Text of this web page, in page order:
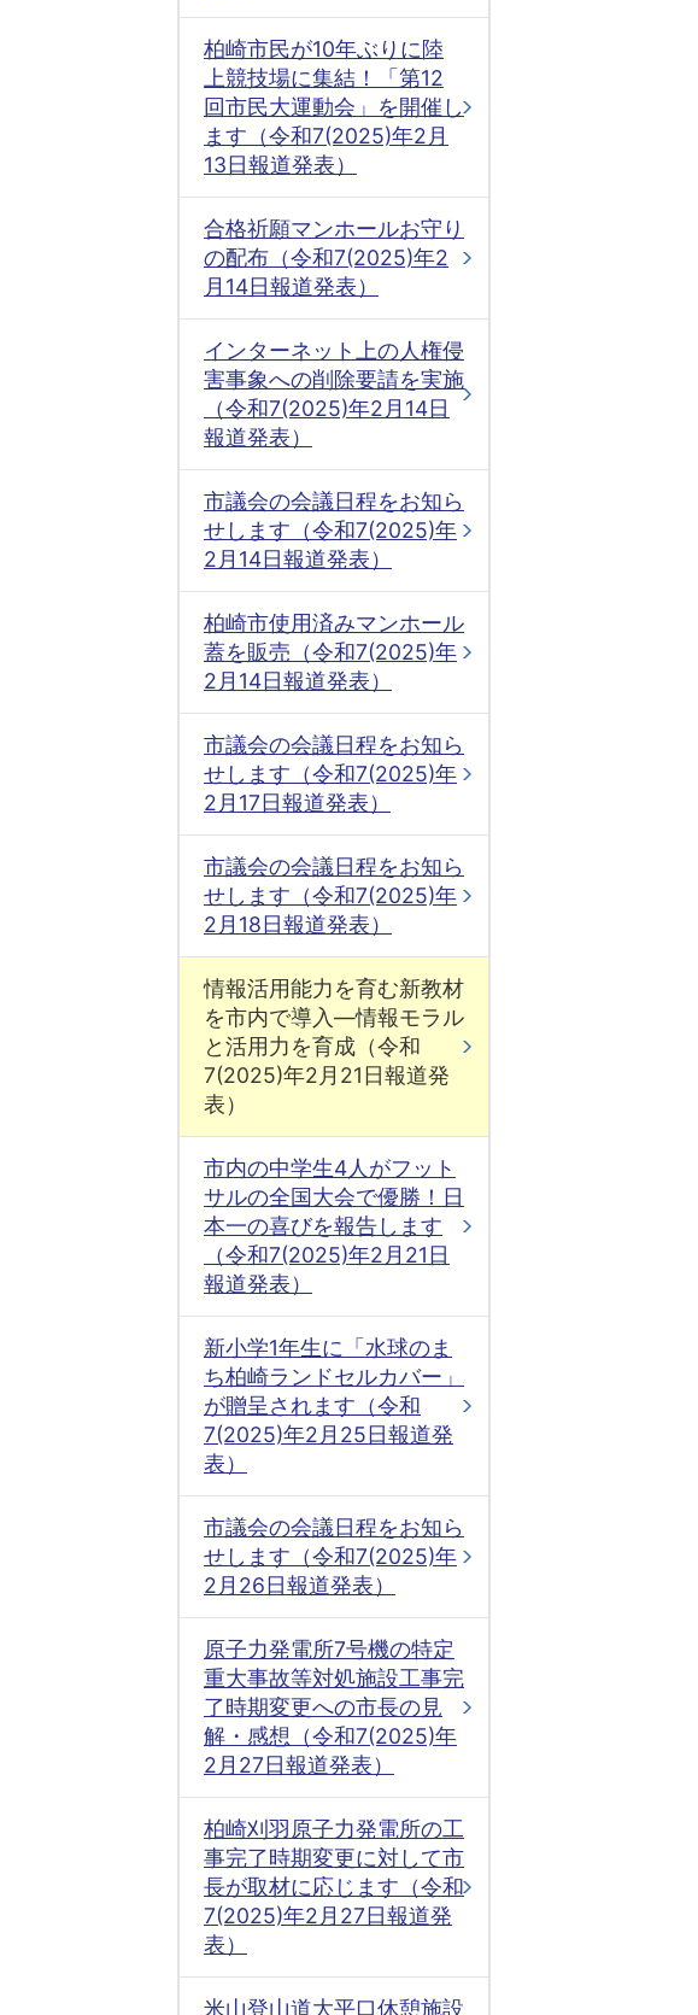
柏崎市民が10年ぶりに陸
上競技場に集結！「第12
回市民大運動会」を開催し
ます（令和7(2025)年2月
13日報道発表）
合格祈願マンホールお守り
の配布（令和7(2025)年2
月14日報道発表）
インターネット上の人権侵
害事象への削除要請を実施
（令和7(2025)年2月14日
報道発表）
市議会の会議日程をお知ら
せします（令和7(2025)年
2月14日報道発表）
柏崎市使用済みマンホール
蓋を販売（令和7(2025)年
2月14日報道発表）
市議会の会議日程をお知ら
せします（令和7(2025)年
2月17日報道発表）
市議会の会議日程をお知ら
せします（令和7(2025)年
2月18日報道発表）
情報活用能力を育む新教材
を市内で導入―情報モラル
と活用力を育成（令和
7(2025)年2月21日報道発
表）
市内の中学生4人がフット
サルの全国大会で優勝！日
本一の喜びを報告します
（令和7(2025)年2月21日
報道発表）
新小学1年生に「水球のま
ち柏崎ランドセルカバー」
が贈呈されます（令和
7(2025)年2月25日報道発
表）
市議会の会議日程をお知ら
せします（令和7(2025)年
2月26日報道発表）
原子力発電所7号機の特定
重大事故等対処施設工事完
了時期変更への市長の見
解・感想（令和7(2025)年
2月27日報道発表）
柏崎刈羽原子力発電所の工
事完了時期変更に対して市
長が取材に応じます（令和
7(2025)年2月27日報道発
表）
米山登山道大平口休憩施設